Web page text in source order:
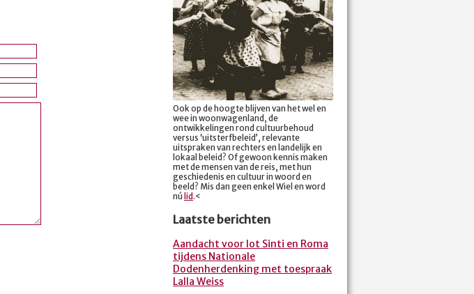
Ook op de hoogte blijven van het wel en
wee in woonwagenland, de
ontwikkelingen rond cultuurbehoud
versus ‘uitsterfbeleid’, relevante
uitspraken van rechters en landelijk en
lokaal beleid? Of gewoon kennis maken
met de mensen van de reis, met hun
geschiedenis en cultuur in woord en
beeld? Mis dan geen enkel Wiel en word
nú lid.<
Laatste berichten
Aandacht voor lot Sinti en Roma
tijdens Nationale
Dodenherdenking met toespraak
Lalla Weiss